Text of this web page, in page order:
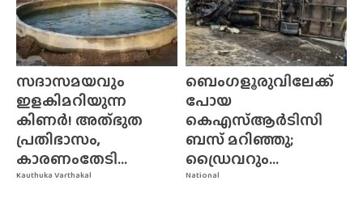
Kauthuka Varthakal
സദാസമയവും
ഇളകിമറിയുന്ന
കിണർ! അത്‌ഭുത
പ്രതിഭാസം,
കാരണംതേടി...
National
ബെംഗളൂരുവിലേക്ക്
പോയ
കെഎസ്ആർടിസി
ബസ് മറിഞ്ഞു;
ഡ്രൈവറും...